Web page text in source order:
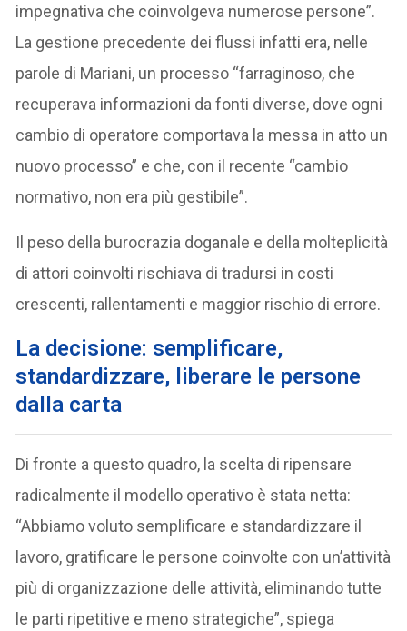
impegnativa che coinvolgeva numerose persone”.
La gestione precedente dei flussi infatti era, nelle
parole di Mariani, un processo “farraginoso, che
recuperava informazioni da fonti diverse, dove ogni
cambio di operatore comportava la messa in atto un
nuovo processo” e che, con il recente “cambio
normativo, non era più gestibile”.
Il peso della burocrazia doganale e della molteplicità
di attori coinvolti rischiava di tradursi in costi
crescenti, rallentamenti e maggior rischio di errore.
La decisione: semplificare,
standardizzare, liberare le persone
dalla carta
Di fronte a questo quadro, la scelta di ripensare
radicalmente il modello operativo è stata netta:
“Abbiamo voluto semplificare e standardizzare il
lavoro, gratificare le persone coinvolte con un’attività
più di organizzazione delle attività, eliminando tutte
le parti ripetitive e meno strategiche”, spiega